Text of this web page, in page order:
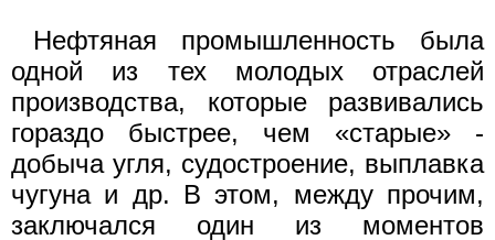
Нефтяная промышленность была
одной из тех молодых отраслей
производства, которые развивались
гораздо быстрее, чем «старые» -
добыча угля, судостроение, выплавка
чугуна и др. В этом, между прочим,
заключался один из моментов